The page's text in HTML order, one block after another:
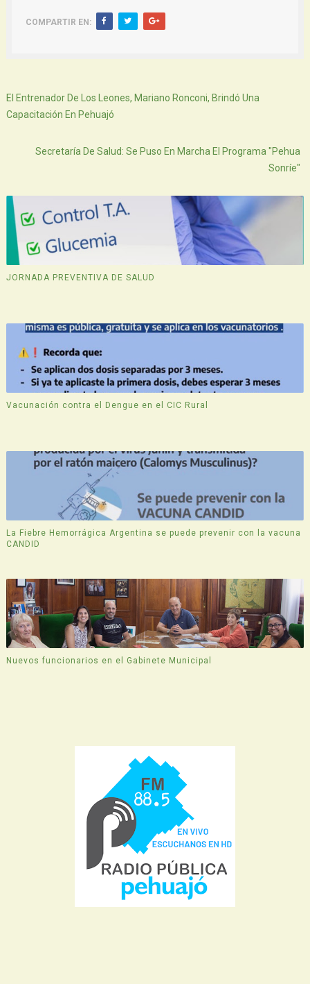
COMPARTIR EN:
El Entrenador De Los Leones, Mariano Ronconi, Brindó Una
Capacitación En Pehuajó
Secretaría De Salud: Se Puso En Marcha El Programa "Pehua
Sonríe"
JORNADA PREVENTIVA DE SALUD
Vacunación contra el Dengue en el CIC Rural
La Fiebre Hemorrágica Argentina se puede prevenir con la vacuna
CANDID
Nuevos funcionarios en el Gabinete Municipal